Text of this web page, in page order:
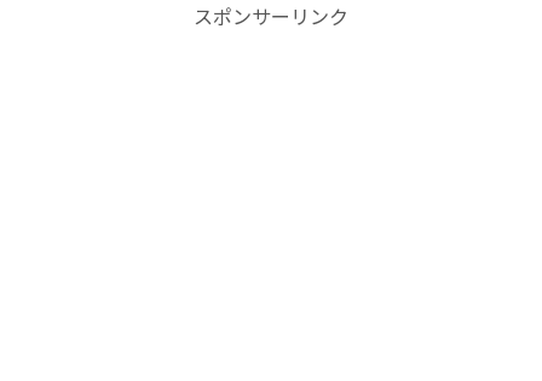
スポンサーリンク